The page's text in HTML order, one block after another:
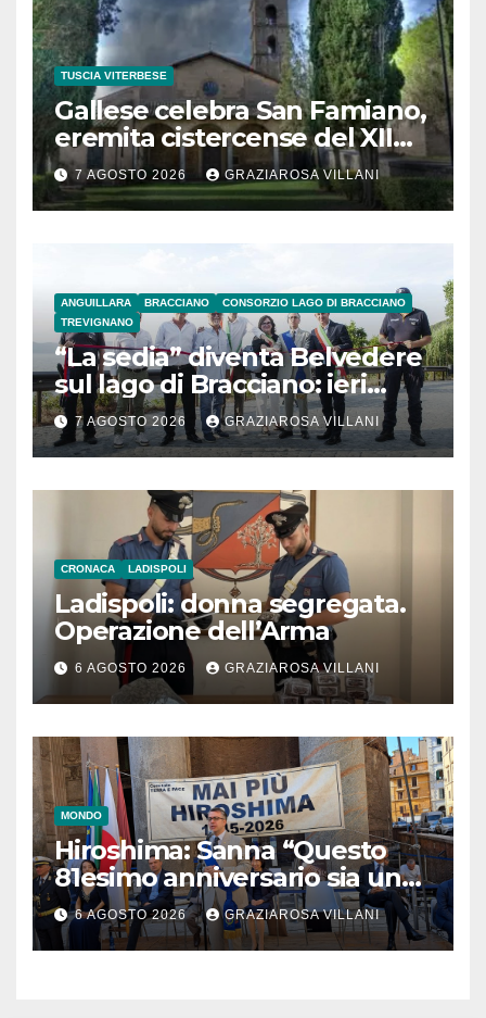
TUSCIA VITERBESE
Gallese celebra San Famiano,
eremita cistercense del XII
secolo
7 AGOSTO 2026 GRAZIAROSA VILLANI
ANGUILLARA BRACCIANO
CONSORZIO LAGO DI BRACCIANO
TREVIGNANO
“La sedia” diventa Belvedere
sul lago di Bracciano: ieri
l’inaugurazione
7 AGOSTO 2026 GRAZIAROSA VILLANI
CRONACA LADISPOLI
Ladispoli: donna segregata.
Operazione dell’Arma
6 AGOSTO 2026 GRAZIAROSA VILLANI
MONDO
Hiroshima: Sanna “Questo
81esimo anniversario sia un
monito per tutti”
6 AGOSTO 2026 GRAZIAROSA VILLANI